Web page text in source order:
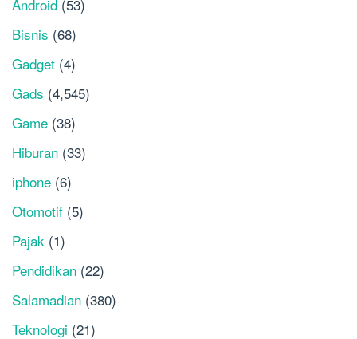
Android (53)
Bisnis (68)
Gadget (4)
Gads (4,545)
Game (38)
Hiburan (33)
iphone (6)
Otomotif (5)
Pajak (1)
Pendidikan (22)
Salamadian (380)
Teknologi (21)